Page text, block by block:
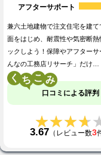
アフターサポート
兼六土地建物で注文住宅を建
面をはじめ、耐震性や気密断
ックしよう！保障やアフター
んなの工務店リサーチ」だけ…
く こ
口コミによる評判
3.67 （レビュー数3